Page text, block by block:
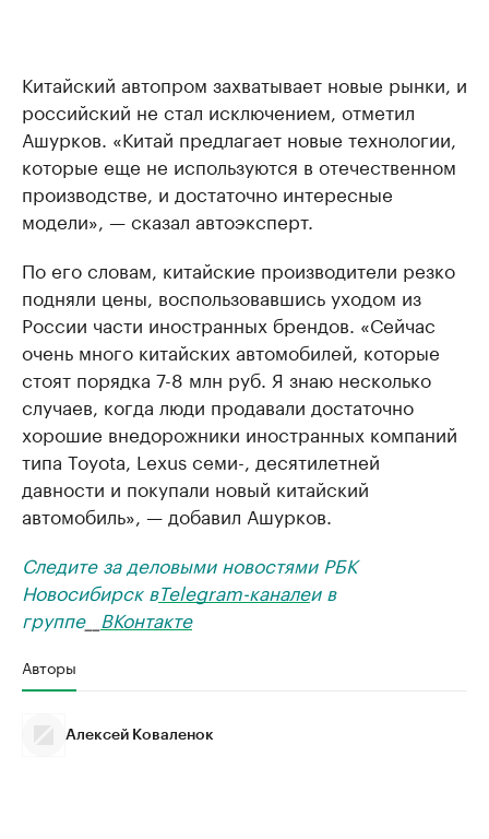
Китайский автопром захватывает новые рынки, и
российский не стал исключением, отметил
Ашурков. «Китай предлагает новые технологии,
которые еще не используются в отечественном
производстве, и достаточно интересные
модели», — сказал автоэксперт.
По его словам, китайские производители резко
подняли цены, воспользовавшись уходом из
России части иностранных брендов. «Сейчас
очень много китайских автомобилей, которые
стоят порядка 7-8 млн руб. Я знаю несколько
случаев, когда люди продавали достаточно
хорошие внедорожники иностранных компаний
типа Toyota, Lexus семи-, десятилетней
давности и покупали новый китайский
автомобиль», — добавил Ашурков.
Следите за деловыми новостями РБК
Новосибирск вTelegram-каналеи в
группе__ ВКонтакте
Авторы
Алексей Коваленок